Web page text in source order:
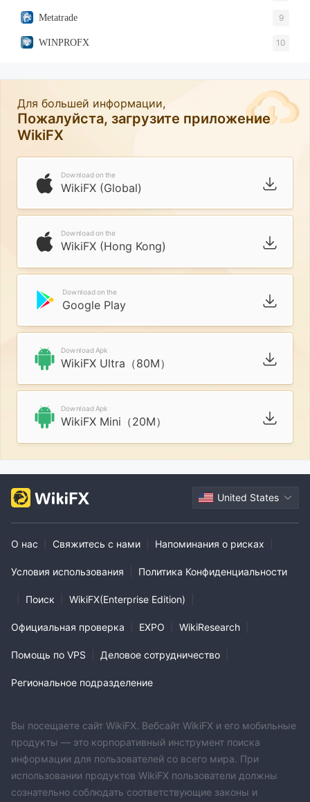
Metatrade 9
WINPROFX 10
Для большей информации,
Пожалуйста, загрузите приложение
WikiFX
Download on the
WikiFX (Global)
Download on the
WikiFX (Hong Kong)
Download on the
Google Play
Download Apk
WikiFX Ultra（80M）
Download Apk
WikiFX Mini（20M）
United States
О нас Свяжитесь с нами Напоминания о рисках
Условия использования Политика Конфиденциальности
Поиск WikiFX(Enterprise Edition)
Официальная проверка EXPO WikiResearch
Помощь по VPS Деловое сотрудничество
Региональное подразделение
Вы посещаете сайт WikiFX. Вебсайт WikiFX и его мобильные
продукты — это корпоративный инструмент поиска
информации для пользователей со всего мира. При
использовании продуктов WikiFX пользователи должны
сознательно соблюдать соответствующие законы и